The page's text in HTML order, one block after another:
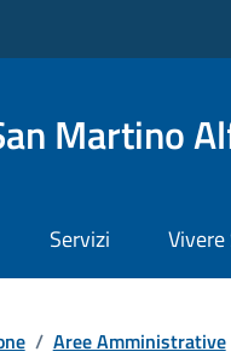
Martino
Servizi
/ Aree Amministrative